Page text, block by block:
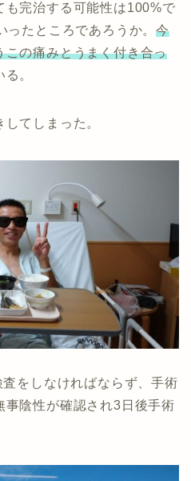
も完治する可能性は100%で
ったところであろうか。今
この痛みとうまく付き合っ
。
てしまった。
をしなければならず、手術
陰性が確認され3日後手術